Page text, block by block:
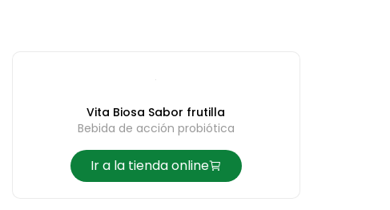
Vita Biosa Sabor frutilla
Bebida de acción probiótica
Ir a la tienda online